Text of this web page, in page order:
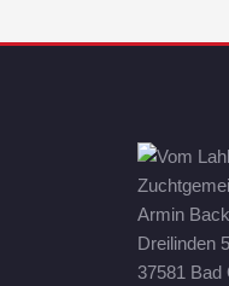
Armin
Dreilinden 5
37581 Bad